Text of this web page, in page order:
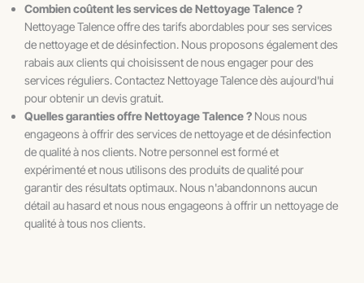
Combien coûtent les services de Nettoyage Talence ?
Nettoyage Talence offre des tarifs abordables pour ses services
de nettoyage et de désinfection. Nous proposons également des
rabais aux clients qui choisissent de nous engager pour des
services réguliers. Contactez Nettoyage Talence dès aujourd'hui
pour obtenir un devis gratuit.
Quelles garanties offre Nettoyage Talence ? Nous nous
engageons à offrir des services de nettoyage et de désinfection
de qualité à nos clients. Notre personnel est formé et
expérimenté et nous utilisons des produits de qualité pour
garantir des résultats optimaux. Nous n'abandonnons aucun
détail au hasard et nous nous engageons à offrir un nettoyage de
qualité à tous nos clients.